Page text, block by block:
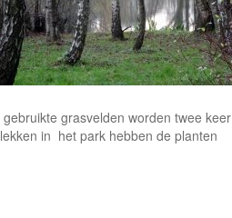
grasvelden worden twee keer
in het park hebben de planten